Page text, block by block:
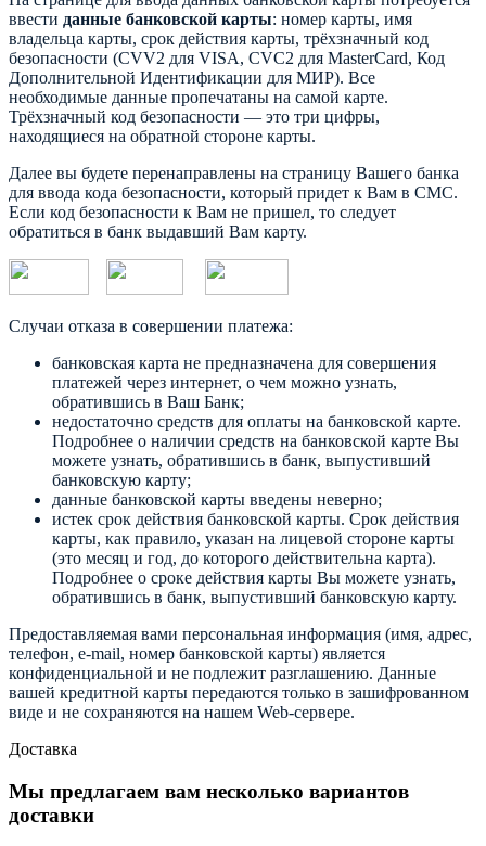
ввести данные банковской карты: номер карты, имя
владельца карты, срок действия карты, трёхзначный код
безопасности (CVV2 для VISA, CVC2 для MasterCard, Код
Дополнительной Идентификации для МИР). Все
необходимые данные пропечатаны на самой карте.
Трёхзначный код безопасности — это три цифры,
находящиеся на обратной стороне карты.
Далее вы будете перенаправлены на страницу Вашего банка
для ввода кода безопасности, который придет к Вам в СМС.
Если код безопасности к Вам не пришел, то следует
обратиться в банк выдавший Вам карту.
Случаи отказа в совершении платежа:
банковская карта не предназначена для совершения
платежей через интернет, о чем можно узнать,
обратившись в Ваш Банк;
недостаточно средств для оплаты на банковской карте.
Подробнее о наличии средств на банковской карте Вы
можете узнать, обратившись в банк, выпустивший
банковскую карту;
данные банковской карты введены неверно;
истек срок действия банковской карты. Срок действия
карты, как правило, указан на лицевой стороне карты
(это месяц и год, до которого действительна карта).
Подробнее о сроке действия карты Вы можете узнать,
обратившись в банк, выпустивший банковскую карту.
Предоставляемая вами персональная информация (имя, адрес,
телефон, e-mail, номер банковской карты) является
конфиденциальной и не подлежит разглашению. Данные
вашей кредитной карты передаются только в зашифрованном
виде и не сохраняются на нашем Web-сервере.
Доставка
Мы предлагаем вам несколько вариантов
доставки